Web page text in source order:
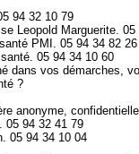
94 32 10 79
Leopold Marguerite. 05
PMI. 05 94 34 82 26
05 94 34 10 60
dans vos démarches,
?
anonyme,
05 94 32 41 79
05 94 34 10 04